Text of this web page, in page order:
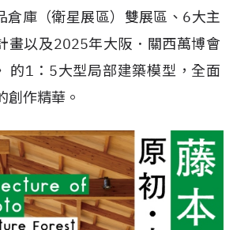
倉庫（衛星展區）雙展區、6大主
畫以及2025年大阪．關西萬博會
的1：5大型局部建築模型，全面
創作精華。